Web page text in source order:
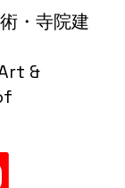
・寺院建
&